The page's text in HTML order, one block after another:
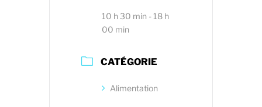
10 h 30 min - 18 h
00 min
CATÉGORIE
Alimentation